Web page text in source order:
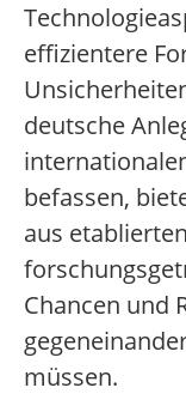
effizientere
deutsche
befassen,
aus
Chancen und
müssen.